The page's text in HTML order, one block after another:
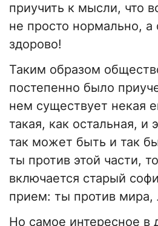
приучить к мысли, что
не просто нормально, а
здорово!
Таким образом
постепенно было
нем существует некая
такая, как остальная, и
так может быть и так
ты против этой части,
включается старый
прием: ты против мира,
Но самое интересное в